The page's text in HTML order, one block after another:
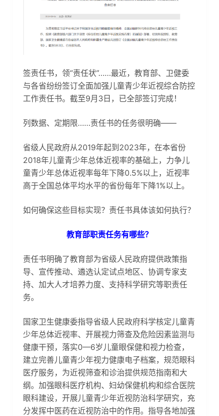
签责任书，领“责任状”……最近，教育部、卫健委
与各省纷纷签订全面加强儿童青少年近视综合防控
工作责任书。截至9月3日，已全部签订完成！
列数据、定期限……责任书的任务很明确——
省级人民政府从2019年起到2023年，在本省份
2018年儿童青少年总体近视率的基础上，力争儿
童青少年总体近视率每年下降0.5%以上，近视率
高于全国总体平均水平的省份每年下降1%以上。
如何确保这些目标实现？责任书具体该如何执行？
教育部职责任务有哪些？
责任书明确了教育部为省级人民政府提供政策指
导、宣传推动、遴选认定试点地区、协调专家支
持、加大人才培养力度、支持科学研究等职责任
务。
国家卫生健康委指导省级人民政府科学核定儿童青
少年总体近视率、开展视力筛查及危险因素监测与
健康干预，落实0—6岁儿童眼保健和视力检查，
建立完善儿童青少年视力健康电子档案，规范眼科
医疗服务，为近视筛查和诊治提供规范指南和大
纲。加强眼科医疗机构、妇幼保健机构和综合医院
眼科建设，开展儿童青少年近视防治科学研究，充
分发挥中医药在近视防治中的作用。指导各地加强